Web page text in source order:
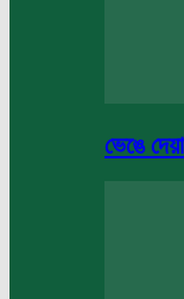
ভেঙে দেয়া